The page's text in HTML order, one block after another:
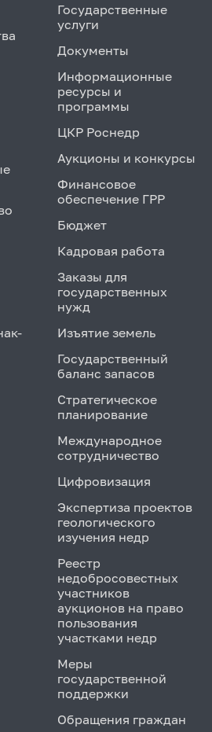
Государственные
услуги
Документы
Информационные
ресурсы и
программы
ЦКР Роснедр
Аукционы и конкурсы
Финансовое
обеспечение ГРР
Бюджет
Кадровая работа
Заказы для
государственных
нужд
Изъятие земель
Государственный
баланс запасов
Стратегическое
планирование
Международное
сотрудничество
Цифровизация
Экспертиза проектов
геологического
изучения недр
Реестр
недобросовестных
участников
аукционов на право
пользования
участками недр
Меры
государственной
поддержки
Обращения граждан